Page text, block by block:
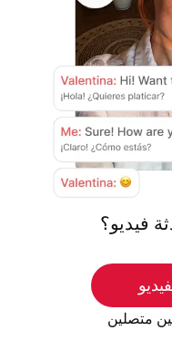
فيديو؟
متصلين